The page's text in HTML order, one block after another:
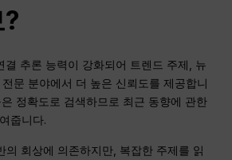
결 추론 능력이 강화되어 트렌드 주제, 뉴
문 분야에서 더 높은 신뢰도를 제공합니
정확도로 검색하므로 최근 동향에 관한
줍니다.
의 회상에 의존하지만, 복잡한 주제를 읽